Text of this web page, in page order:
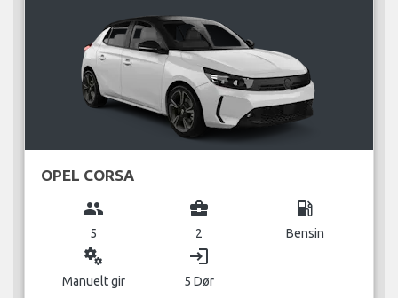
OPEL CORSA
group
5
business_center
2
local_gas_station
Bensin
miscellaneous_services
Manuelt gir
login
5 Dør